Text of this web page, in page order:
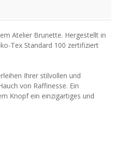
Atelier Brunette. Hergestellt in
Tex Standard 100 zertifiziert
Ihrer stilvollen und
von Raffinesse. Ein
Knopf ein einzigartiges und